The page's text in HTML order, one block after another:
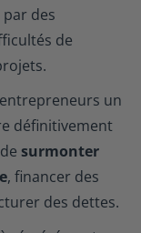
des
de
un
définitivement
surmonter
, financer des
des dettes.